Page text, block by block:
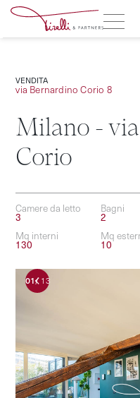
VENDITA
via Bernardino Corio 8
Milano -
Corio
Camere da letto
3
Bagni
2
Mq interni
130
Mq
10
01/13